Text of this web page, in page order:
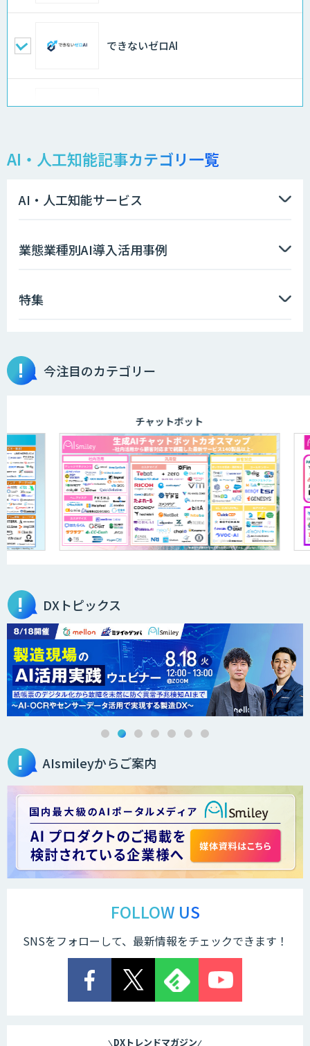
できないゼロAI
Docify（ドシファイ）
imprai ezKotae
物品輸出から留学生・研究者のバックチ
ェックまで自動化。輸出管理
JOINT AI Flow byGMO
AIR-NEXUS
secondz Agentsense
法人向けAIエージェント「OfficeAI社
員」
2層ナレッジ×AIで顧客コミュニケーシ
＜Dify活用＞AIエージェントDRIVE
ジェント開発
Explaza 生成AI Partner｜AIエージェン
「業務AIプロ」
AI・人工知能記事カテゴリ一覧
AI・人工知能サービス
業態業種別AI導入活用事例
特集
今注目のカテゴリー
チャットボット
DXトピックス
AIsmileyからご案内
FOLLOW US
SNSをフォローして、最新情報をチェックできます！
DXトレンドマガジン